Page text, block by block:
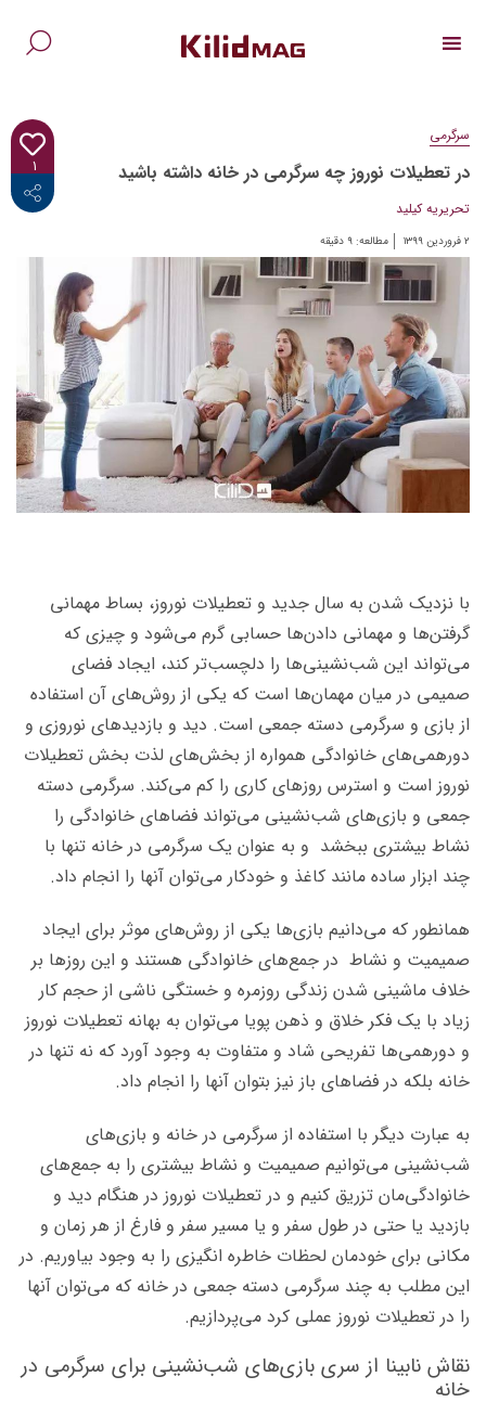
۱
<i class="fab fa-facebook-f"></i>
سرگرمی
در تعطیلات نوروز چه سرگرمی در خانه داشته باشید
تحریریه کیلید
۲ فروردین ۱۳۹۹ مطالعه: ۹ دقیقه
با نزدیک شدن به سال جدید و تعطیلات نوروز، بساط مهمانی
گرفتن‌ها و مهمانی دادن‌ها حسابی گرم می‌شود و چیزی که
می‌تواند این شب‌نشینی‌ها را دلچسب‌تر کند، ایجاد فضای
صمیمی در میان مهمان‌ها است که یکی از روش‌های آن استفاده
از بازی و سرگرمی‌ دسته جمعی است. دید و بازدیدهای نوروزی و
دورهمی‌های خانوادگی همواره از بخش‌های لذت بخش تعطیلات
نوروز است و استرس روزهای کاری را کم می‌کند. سرگرمی دسته
جمعی و بازی‌های شب‌نشینی می‌تواند فضاهای خانوادگی را
نشاط بیشتری ببخشد و به عنوان یک سرگرمی در خانه تنها با
چند ابزار ساده مانند کاغذ و خودکار می‌توان آنها را انجام داد.
همانطور که می‌دانیم بازی‌ها یکی از روش‌های موثر برای ایجاد
صمیمیت و نشاط در جمع‌های خانوادگی هستند و این روزها بر
خلاف ماشینی شدن زندگی روزمره و خستگی ناشی از حجم کار
زیاد با یک فکر خلاق و ذهن پویا می‌توان به بهانه تعطیلات نوروز
و دورهمی‌ها تفریحی شاد و متفاوت به وجود آورد که نه تنها در
خانه بلکه در فضاهای باز نیز بتوان آنها را انجام داد.
به عبارت دیگر با استفاده از سرگرمی در خانه و بازی‌های
شب‌نشینی می‌توانیم صمیمیت و نشاط بیشتری را به جمع‌های
خانوادگی‌مان تزریق کنیم و در تعطیلات نوروز در هنگام دید و
بازدید یا حتی در طول سفر و یا مسیر سفر و فارغ از هر زمان و
مکانی برای خودمان لحظات خاطره انگیزی را به وجود بیاوریم. در
این مطلب به چند سرگرمی دسته جمعی در خانه که می‌توان آنها
را در تعطیلات نوروز عملی کرد می‌پردازیم.
نقاش نابینا از سری بازی‌های شب‌نشینی برای سرگرمی در
خانه